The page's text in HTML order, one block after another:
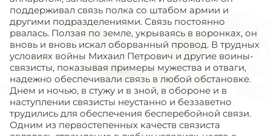
поддерживал связь полка со штабом армии и
другими подразделениями. Связь постоянно
рвалась. Ползая по земле, укрываясь в воронках, он
вновь и вновь искал оборванный провод. В трудных
условиях войны Михаил Петрович и другие воины-
связисты, показывая примеры мужества и отваги,
надежно обеспечивали связь в любой обстановке.
Днем и ночью, в стужу и в зной, в обороне и в
наступлении связисты неустанно и беззаветно
трудились для обеспечения бесперебойной связи.
Одним из первостепенных качеств связиста